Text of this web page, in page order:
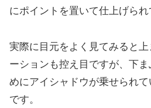
にポイントを置いて仕上げられ
実際に目元をよく見てみると
ーションも控え目ですが、下
めにアイシャドウが乗せられ
です。